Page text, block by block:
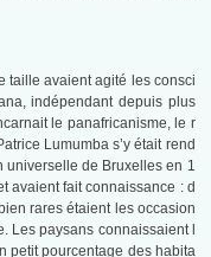
taille avaient agité les consci
indépendant depuis plus
le panafricanisme, le r
Lumumba s’y était rend
universelle de Bruxelles en 1
avaient fait connaissance : d
rares étaient les occasion
Les paysans connaissaient l
petit pourcentage des habita